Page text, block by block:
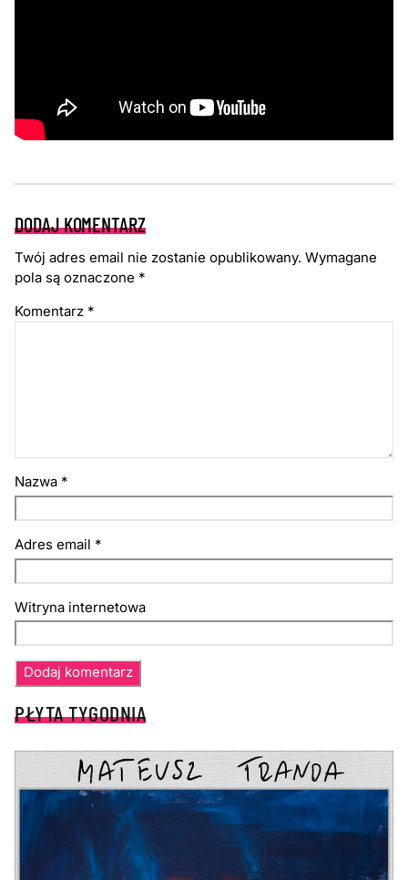
DODAJ KOMENTARZ
Twój adres email nie zostanie opublikowany. Wymagane
pola są oznaczone *
Komentarz *
Nazwa *
Adres email *
Witryna internetowa
PŁYTA TYGODNIA